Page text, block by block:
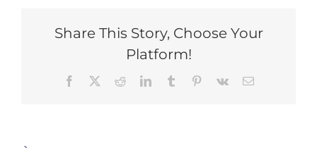
Share This Story, Choose Your
Platform!
Facebook RedditLinkedInTumblr Pinterest
Vk Email